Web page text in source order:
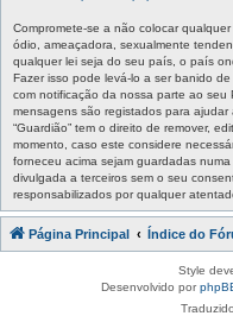
Compromete-se a não colocar
ódio, ameaçadora, sexualmente
qualquer lei seja do seu país, o país
Fazer isso pode levá-lo a ser banido
com notificação da nossa parte ao
mensagens são registados para
“Guardião” tem o direito de remover,
momento, caso este considere
forneceu acima sejam guardadas
divulgada a terceiros sem o seu
responsabilizados por qualquer
Página Principal Índice do
Style
Desenvolvido por